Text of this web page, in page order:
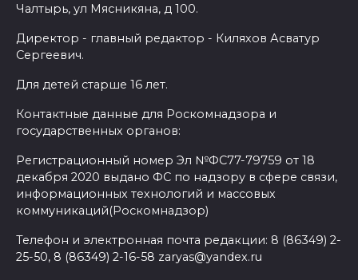
Чалтырь, ул Мясникяна, д 100.
Директор - главный редактор - Киляхов Асватур
Сергеевич.
Для детей старше 16 лет.
Контактные данные для Роскомнадзора и
государственных органов:
Регистрационный номер Эл №ФС77-79759 от 18
декабря 2020 выдано ФС по надзору в сфере связи,
информационных технологий и массовых
коммуникаций(Роскомнадзор)
Телефон и электронная почта редакции: 8 (86349) 2-
25-50, 8 (86349) 2-16-58 zaryas@yandex.ru